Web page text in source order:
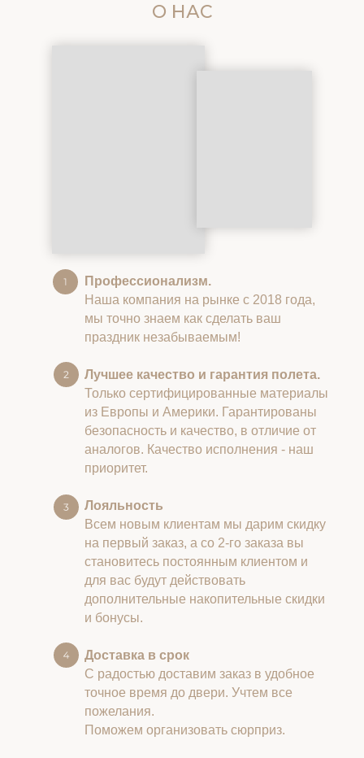
О НАС
Профессионализм.
Наша компания на рынке с 2018 года,
мы точно знаем как сделать ваш
праздник незабываемым!
Лучшее качество и гарантия полета.
Только сертифицированные материалы
из Европы и Америки. Гарантированы
безопасность и качество, в отличие от
аналогов. Качество исполнения - наш
приоритет.
Лояльность
Всем новым клиентам мы дарим скидку
на первый заказ, а со 2-го заказа вы
становитесь постоянным клиентом и
для вас будут действовать
дополнительные накопительные скидки
и бонусы.
Доставка в срок
С радостью доставим заказ в удобное
точное время до двери. Учтем все
пожелания.
Поможем организовать сюрприз.